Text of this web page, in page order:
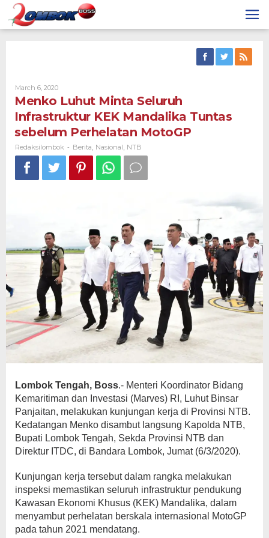
Skip
content
March 6, 2020By
Redaksilombok
Menko Luhut Minta Seluruh
Infrastruktur KEK Mandalika Tuntas
sebelum Perhelatan MotoGP
Redaksilombok - Berita Nasional NTB
Lombok Tengah, Boss.- Menteri Koordinator Bidang
Kemaritiman dan Investasi (Marves) RI, Luhut Binsar
Panjaitan, melakukan kunjungan kerja di Provinsi NTB.
Kedatangan Menko disambut langsung Kapolda NTB,
Bupati Lombok Tengah, Sekda Provinsi NTB dan
Direktur ITDC, di Bandara Lombok, Jumat (6/3/2020).
Kunjungan kerja tersebut dalam rangka melakukan
inspeksi memastikan seluruh infrastruktur pendukung
Kawasan Ekonomi Khusus (KEK) Mandalika, dalam
menyambut perhelatan berskala internasional MotoGP
pada tahun 2021 mendatang.